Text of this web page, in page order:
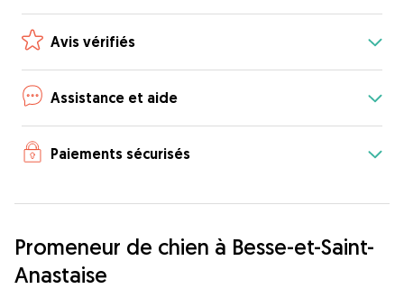
Avis vérifiés
Assistance et aide
Paiements sécurisés
Promeneur de chien à Besse-et-Saint-
Anastaise